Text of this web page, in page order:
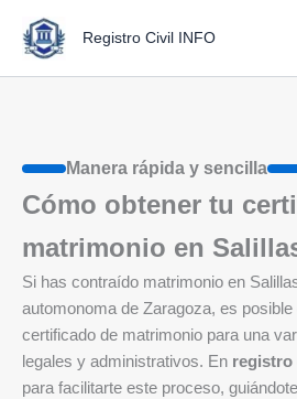
contenido
Registro Civil INFO
Manera rápida y sencilla
Cómo obtener tu
matrimonio en
Si has contraído matrimonio en
automonoma de Zaragoza, es
certificado de matrimonio para una
legales y administrativos. En registro
para facilitarte este proceso,